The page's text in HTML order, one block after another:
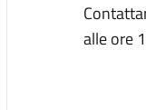
alle ore